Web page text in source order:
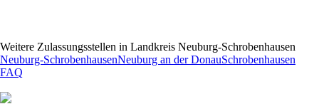
Weitere Zulassungsstellen in Landkreis Neuburg-Schrobenhausen
Neuburg-SchrobenhausenNeuburg an der DonauSchrobenhausen
FAQ